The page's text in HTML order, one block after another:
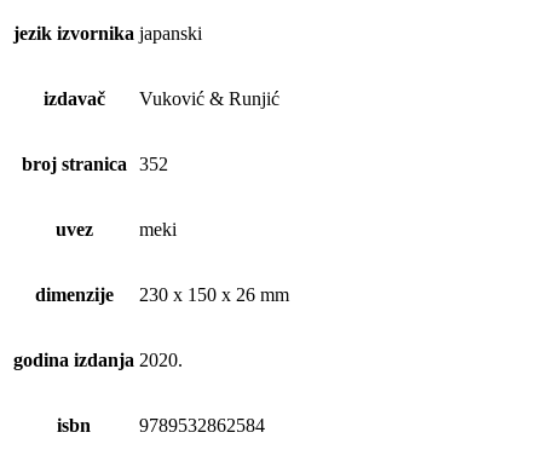
jezik izvornika japanski
izdavač Vuković & Runjić
broj stranica 352
uvez meki
dimenzije 230 x 150 x 26 mm
godina izdanja 2020.
isbn 9789532862584